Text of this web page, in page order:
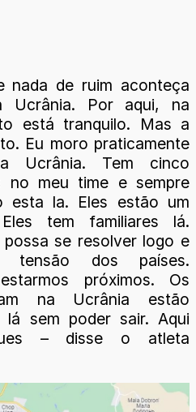
nada de ruim aconteça
Ucrânia. Por aqui, na
está tranquilo. Mas a
Eu moro praticamente
Ucrânia. Tem cinco
no meu time e sempre
esta la. Eles estão um
tem familiares lá.
se resolver logo e
tensão dos países.
próximos. Os
na Ucrânia estão
lá sem poder sair. Aqui
– disse o atleta